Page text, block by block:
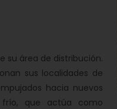
su área de distribución.
sus localidades de
hacia nuevos
frío, que actúa como